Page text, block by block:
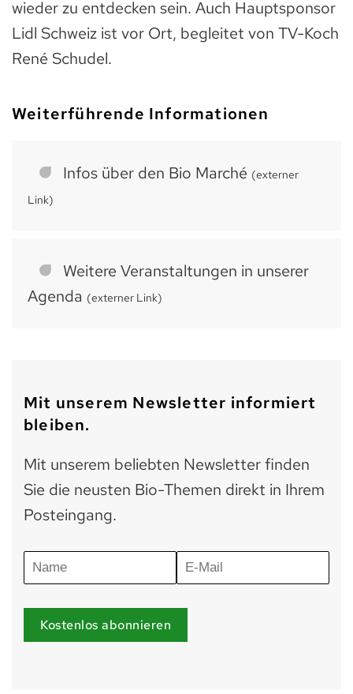
wieder zu entdecken sein. Auch Hauptsponsor
Lidl Schweiz ist vor Ort, begleitet von TV-Koch
René Schudel.
Weiterführende Informationen
Infos über den Bio Marché (externer
Link)
Weitere Veranstaltungen in unserer
Agenda (externer Link)
Mit unserem Newsletter informiert
bleiben.
Mit unserem beliebten Newsletter finden
Sie die neusten Bio-Themen direkt in Ihrem
Posteingang.
Kostenlos abonnieren